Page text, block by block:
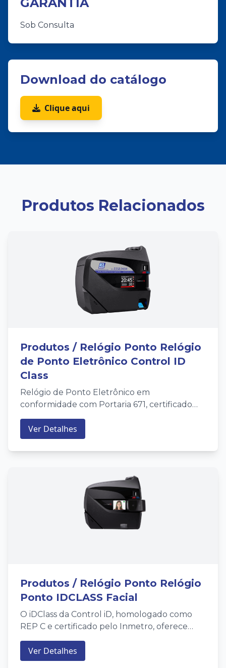
Sob Consulta
Download do catálogo
Clique aqui
Produtos Relacionados
Produtos / Relógio Ponto Relógio
de Ponto Eletrônico Control ID
Class
Relógio de Ponto Eletrônico em
conformidade com Portaria 671, certificado
pelo INMETRO e com a melhor tecnologia do
mercado. Control ID Class.
Ver Detalhes
Produtos / Relógio Ponto Relógio
Ponto IDCLASS Facial
O iDClass da Control iD, homologado como
REP C e certificado pelo Inmetro, oferece
identificação por reconhecimento facial,
cartões de proximidade e códigos de barras,
além de impressora térmica de alta
Ver Detalhes